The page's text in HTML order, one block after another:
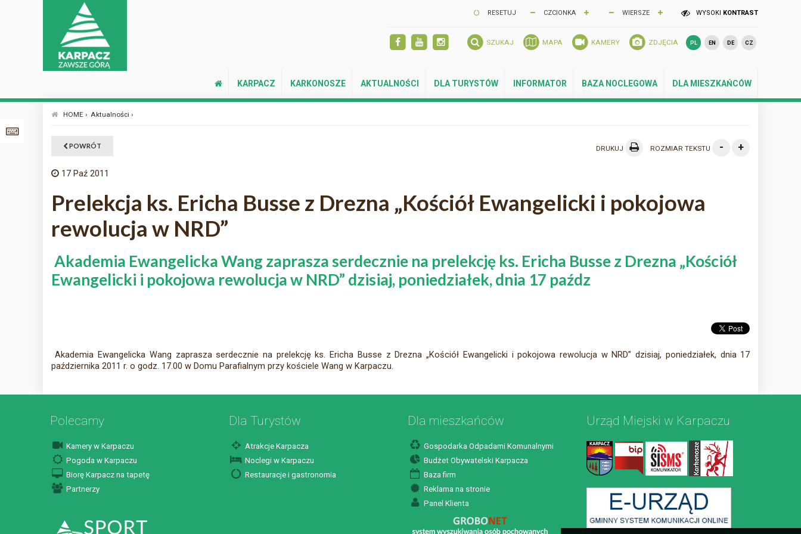
RESETUJ CZCIONKA WIERSZE WYSOKI KONTRAST
SZUKAJ MAPA KAMERY ZDJĘCIA PL EN DE CZ
KARPACZ KARKONOSZE AKTUALNOŚCI DLA TURYSTÓW INFORMATOR BAZA NOCLEGOWA DLA MIESZKAŃCÓW
HOME › Aktualności ›
POWRÓT DRUKUJ ROZMIAR TEKSTU - +
17 Paź 2011
Prelekcja ks. Ericha Busse z Drezna „Kościół Ewangelicki i pokojowa
rewolucja w NRD”
Akademia Ewangelicka Wang zaprasza serdecznie na prelekcję ks. Ericha Busse z Drezna „Kościół
Ewangelicki i pokojowa rewolucja w NRD” dzisiaj, poniedziałek, dnia 17 paźdz
Akademia Ewangelicka Wang zaprasza serdecznie na prelekcję ks. Ericha Busse z Drezna „Kościół Ewangelicki i pokojowa rewolucja w NRD” dzisiaj, poniedziałek, dnia 17
października 2011 r. o godz. 17.00 w Domu Parafialnym przy kościele Wang w Karpaczu.
Polecamy
Kamery w Karpaczu
Pogoda w Karpaczu
Biorę Karpacz na tapetę
Partnerzy
Dla Turystów
Atrakcje Karpacza
Noclegi w Karpaczu
Restauracje i gastronomia
Dla mieszkańców
Gospodarka Odpadami Komunalnymi
Budżet Obywatelski Karpacza
Baza firm
Reklama na stronie
Panel Klienta
Urząd Miejski w Karpaczu